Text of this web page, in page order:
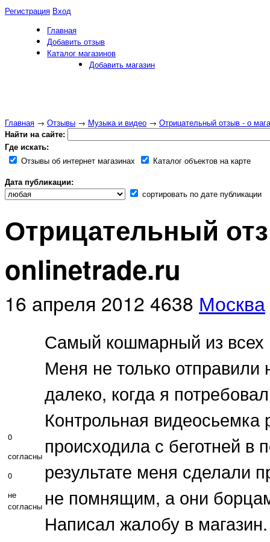
Регистрация Вход
Главная
Добавить отзыв
Каталог магазинов
Добавить магазин
Главная → Отзывы → Музыка и видео → Отрицательный отзыв - о
Найти на сайте:
Где искать:
Отзывы об интернет магазинах
Каталог объектов на карте
Дата публикации:
сортировать по дате публикации
Отрицательный
onlinetrade.ru
16 апреля 2012 4638 Москва
0
согласны
0
не
согласны
Самый кошмарный из всех
Меня не только отправили
далеко, когда я
Контрольная видеосьемка
происходила с беготней в
результате меня сделали
не помнящим, а они
Написал жалобу в